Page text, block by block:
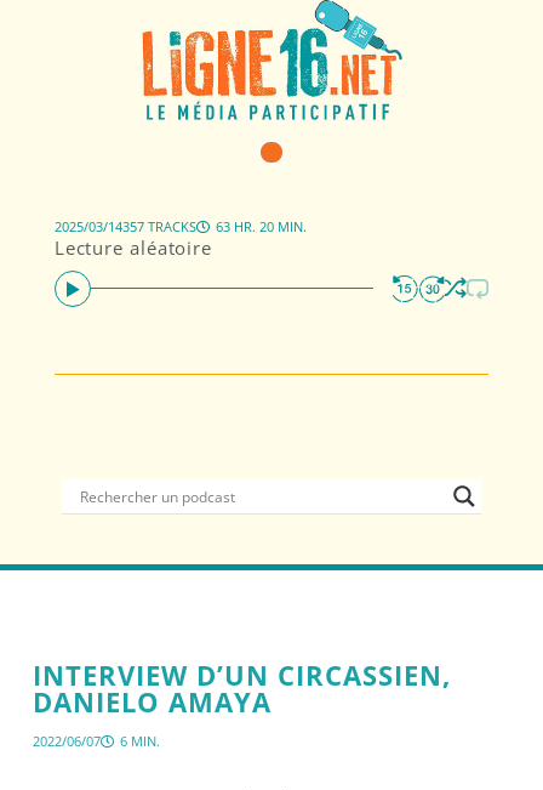
Lecture aléatoire
2025/03/14357 TRACKS 63 HR. 20 MIN.
INTERVIEW D’UN CIRCASSIEN,
DANIELO AMAYA
2022/06/07 6 MIN.